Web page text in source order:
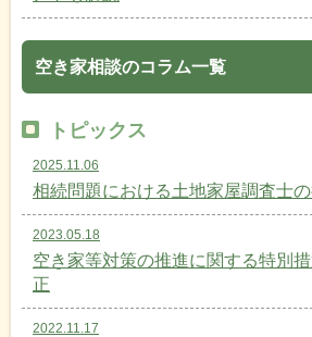
空き家相談のコラム一覧
トピックス
2025.11.06
相続問題における土地家屋調査士の
2023.05.18
空き家等対策の推進に関する特別
正
2022.11.17